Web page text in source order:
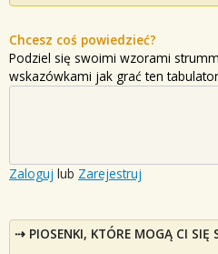
Chcesz coś powiedzieć?
Podziel się swoimi wzorami
wskazówkami jak grać ten
Zaloguj lub Zarejestruj
PIOSENKI, KTÓRE MOGĄ CI SIĘ